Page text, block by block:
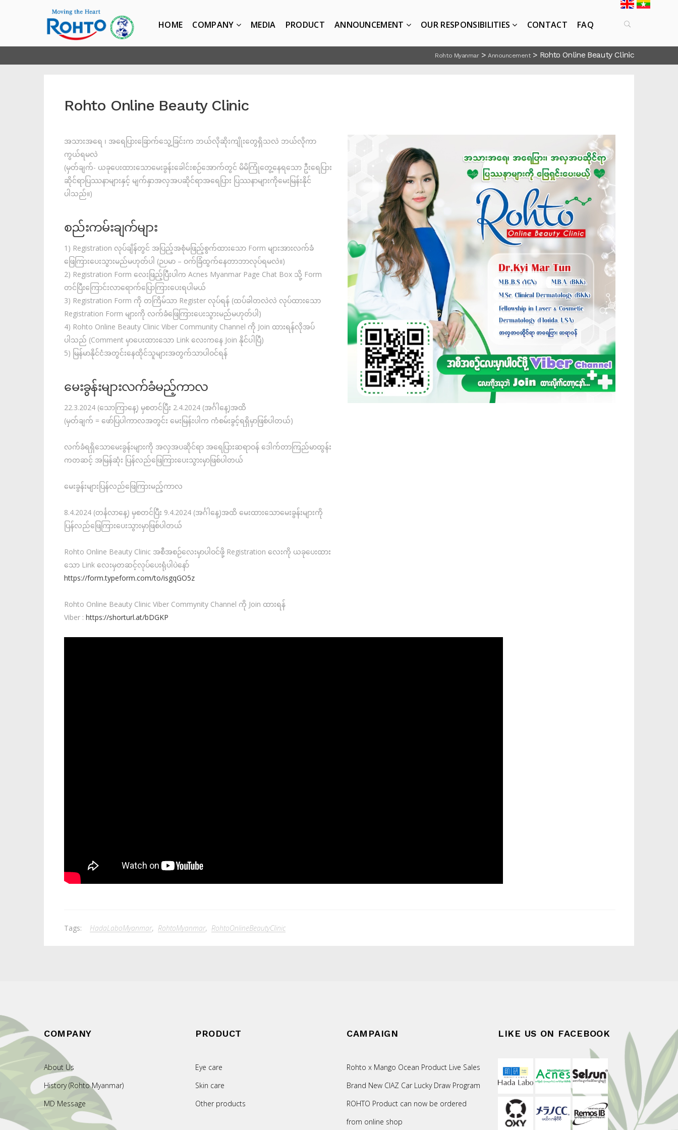
HOME COMPANY MEDIA PRODUCT ANNOUNCEMENT OUR RESPONSIBILITIES CONTACT FAQ
Rohto Myanmar>Announcement> Rohto Online Beauty Clinic
Rohto Online Beauty Clinic
အသားအရေ ၊ အရေပြားခြောက်သွေ့ခြင်းက ဘယ်လိုဆိုးကျိုးတွေရှိသလဲ ဘယ်လိုကာ
ကွယ်ရမလဲ
(မှတ်ချက်- ယခုပေးထားသောမေးခွန်းခေါင်းစဉ်အောက်တွင် မိမိကြုံတွေ့နေရသော ဦးရေပြား
ဆိုင်ရာပြဿနာများနှင့် မျက်နှာအလှအပဆိုင်ရာအရေပြား ပြဿနာများကိုမေးမြန်းနိုင်
ပါသည်။)
စည်းကမ်းချက်များ
1) Registration လုပ်ချိန်တွင် အပြည့်အစုံမဖြည့်စွက်ထားသော Form များအားလက်ခံ
ဖြေကြားပေးသွားမည်မဟုတ်ပါ (ဉပမာ – ဝက်ခြံထွက်နေတာဘာလုပ်ရမလဲ။)
2) Registration Form လေးဖြည့်ပြီးပါက Acnes Myanmar Page Chat Box သို့ Form
တင်ပြီးကြောင်းလာရောက်ပြောကြားပေးရပါမယ်
3) Registration Form ကို တကြိမ်သာ Register လုပ်ရန် (ထပ်ခါတလဲလဲ လုပ်ထားသော
Registration Form များကို လက်ခံဖြေကြားပေးသွားမည်မဟုတ်ပါ)
4) Rohto Online Beauty Clinic Viber Community Channel ကို Join ထားရန်လိုအပ်
ပါသည် (Comment မှာပေးထားသော Link လေးကနေ Join နိုင်ပါပြီ)
5) မြန်မာနိုင်ငံအတွင်းနေထိုင်သူများအတွက်သာပါဝင်ရန်
မေးခွန်းများလက်ခံမည့်ကာလ
22.3.2024 (သောကြာနေ့) မှစတင်ပြီး 2.4.2024 (အင်္ဂါနေ့)အထိ
(မှတ်ချက် = ဖော်ပြပါကာလအတွင်း မေးမြန်းပါက ကံစမ်းခွင့်ရရှိမှာဖြစ်ပါတယ်)
လက်ခံရရှိသောမေးခွန်းများကို အလှအပဆိုင်ရာ အရေပြားဆရာဝန် ဒေါက်တာကြည်မာထွန်း
ကတဆင့် အမြန်ဆုံး ပြန်လည်‌ဖြေကြားပေးသွားမှာဖြစ်ပါတယ်
မေးခွန်းများပြန်လည်ဖြေကြားမည့်ကာလ
8.4.2024 (တင်္နလာနေ့) မှစတင်ပြီး 9.4.2024 (အင်္ဂါနေ့)အထိ မေးထားသောမေးခွန်းများကို
ပြန်လည်ဖြေကြားပေးသွားမှာဖြစ်ပါတယ်
Rohto Online Beauty Clinic အစီအစဉ်လေးမှာပါဝင်ဖို့ Registration လေးကို ယခုပေးထား
သော Link လေးမှတဆင့်လုပ်ပေးရုံပါပဲနော်
https://form.typeform.com/to/isgqGO5z
Rohto Online Beauty Clinic Viber Commynity Channel ကို Join ထားရန်
Viber : https://shorturl.at/bDGKP
Tags: HadaLaboMyanmar, RohtoMyanmar, RohtoOnlineBeautyClinic
COMPANY
About Us
History (Rohto Myanmar)
MD Message
PRODUCT
Eye care
Skin care
Other products
CAMPAIGN
Rohto x Mango Ocean Product Live Sales
Brand New CIAZ Car Lucky Draw Program
ROHTO Product can now be ordered
from online shop
LIKE US ON FACEBOOK